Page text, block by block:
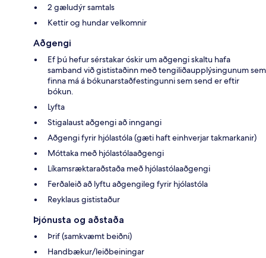
2 gæludýr samtals
Kettir og hundar velkomnir
Aðgengi
Ef þú hefur sérstakar óskir um aðgengi skaltu hafa
samband við gististaðinn með tengiliðaupplýsingunum sem
finna má á bókunarstaðfestingunni sem send er eftir
bókun.
Lyfta
Stigalaust aðgengi að inngangi
Aðgengi fyrir hjólastóla (gæti haft einhverjar takmarkanir)
Móttaka með hjólastólaaðgengi
Líkamsræktaraðstaða með hjólastólaaðgengi
Ferðaleið að lyftu aðgengileg fyrir hjólastóla
Reyklaus gististaður
Þjónusta og aðstaða
Þrif (samkvæmt beiðni)
Handbækur/leiðbeiningar